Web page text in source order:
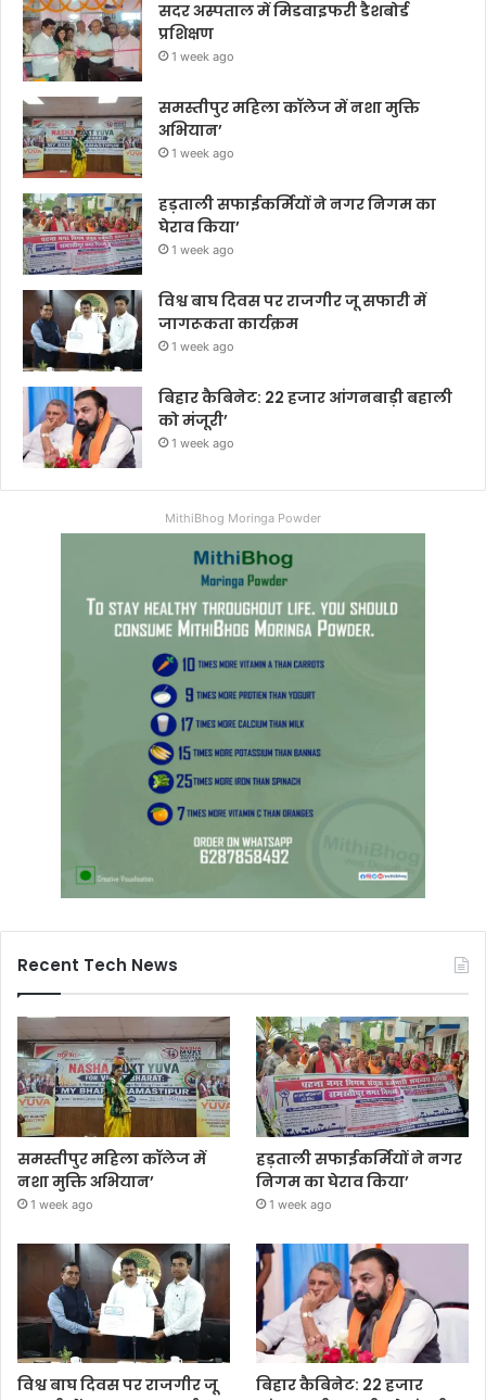
सदर अस्पताल में मिडवाइफरी डैशबोर्ड
प्रशिक्षण
1 week ago
समस्तीपुर महिला कॉलेज में नशा मुक्ति
अभियान’
1 week ago
हड़ताली सफाईकर्मियों ने नगर निगम का
घेराव किया’
1 week ago
विश्व बाघ दिवस पर राजगीर जू सफारी में
जागरूकता कार्यक्रम
1 week ago
बिहार कैबिनेट: 22 हजार आंगनबाड़ी बहाली
को मंजूरी’
1 week ago
MithiBhog Moringa Powder
Recent Tech News
समस्तीपुर महिला कॉलेज में
नशा मुक्ति अभियान’
1 week ago
हड़ताली सफाईकर्मियों ने नगर
निगम का घेराव किया’
1 week ago
विश्व बाघ दिवस पर राजगीर जू
बिहार कैबिनेट: 22 हजार